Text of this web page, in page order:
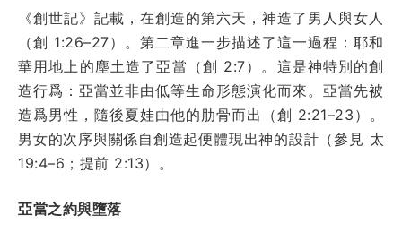
《創世記》記載，在創造的第六天，神造了男人與女人
（創 1:26–27）。第二章進一步描述了這一過程：耶和
華用地上的塵土造了亞當（創 2:7）。這是神特別的創
造行爲：亞當並非由低等生命形態演化而來。亞當先被
造爲男性，隨後夏娃由他的肋骨而出（創 2:21–23）。
男女的次序與關係自創造起便體現出神的設計（參見 太
19:4–6；提前 2:13）。
亞當之約與墮落